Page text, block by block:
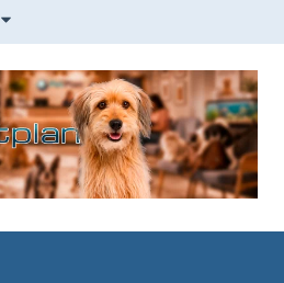
Traducciones de Mostrar